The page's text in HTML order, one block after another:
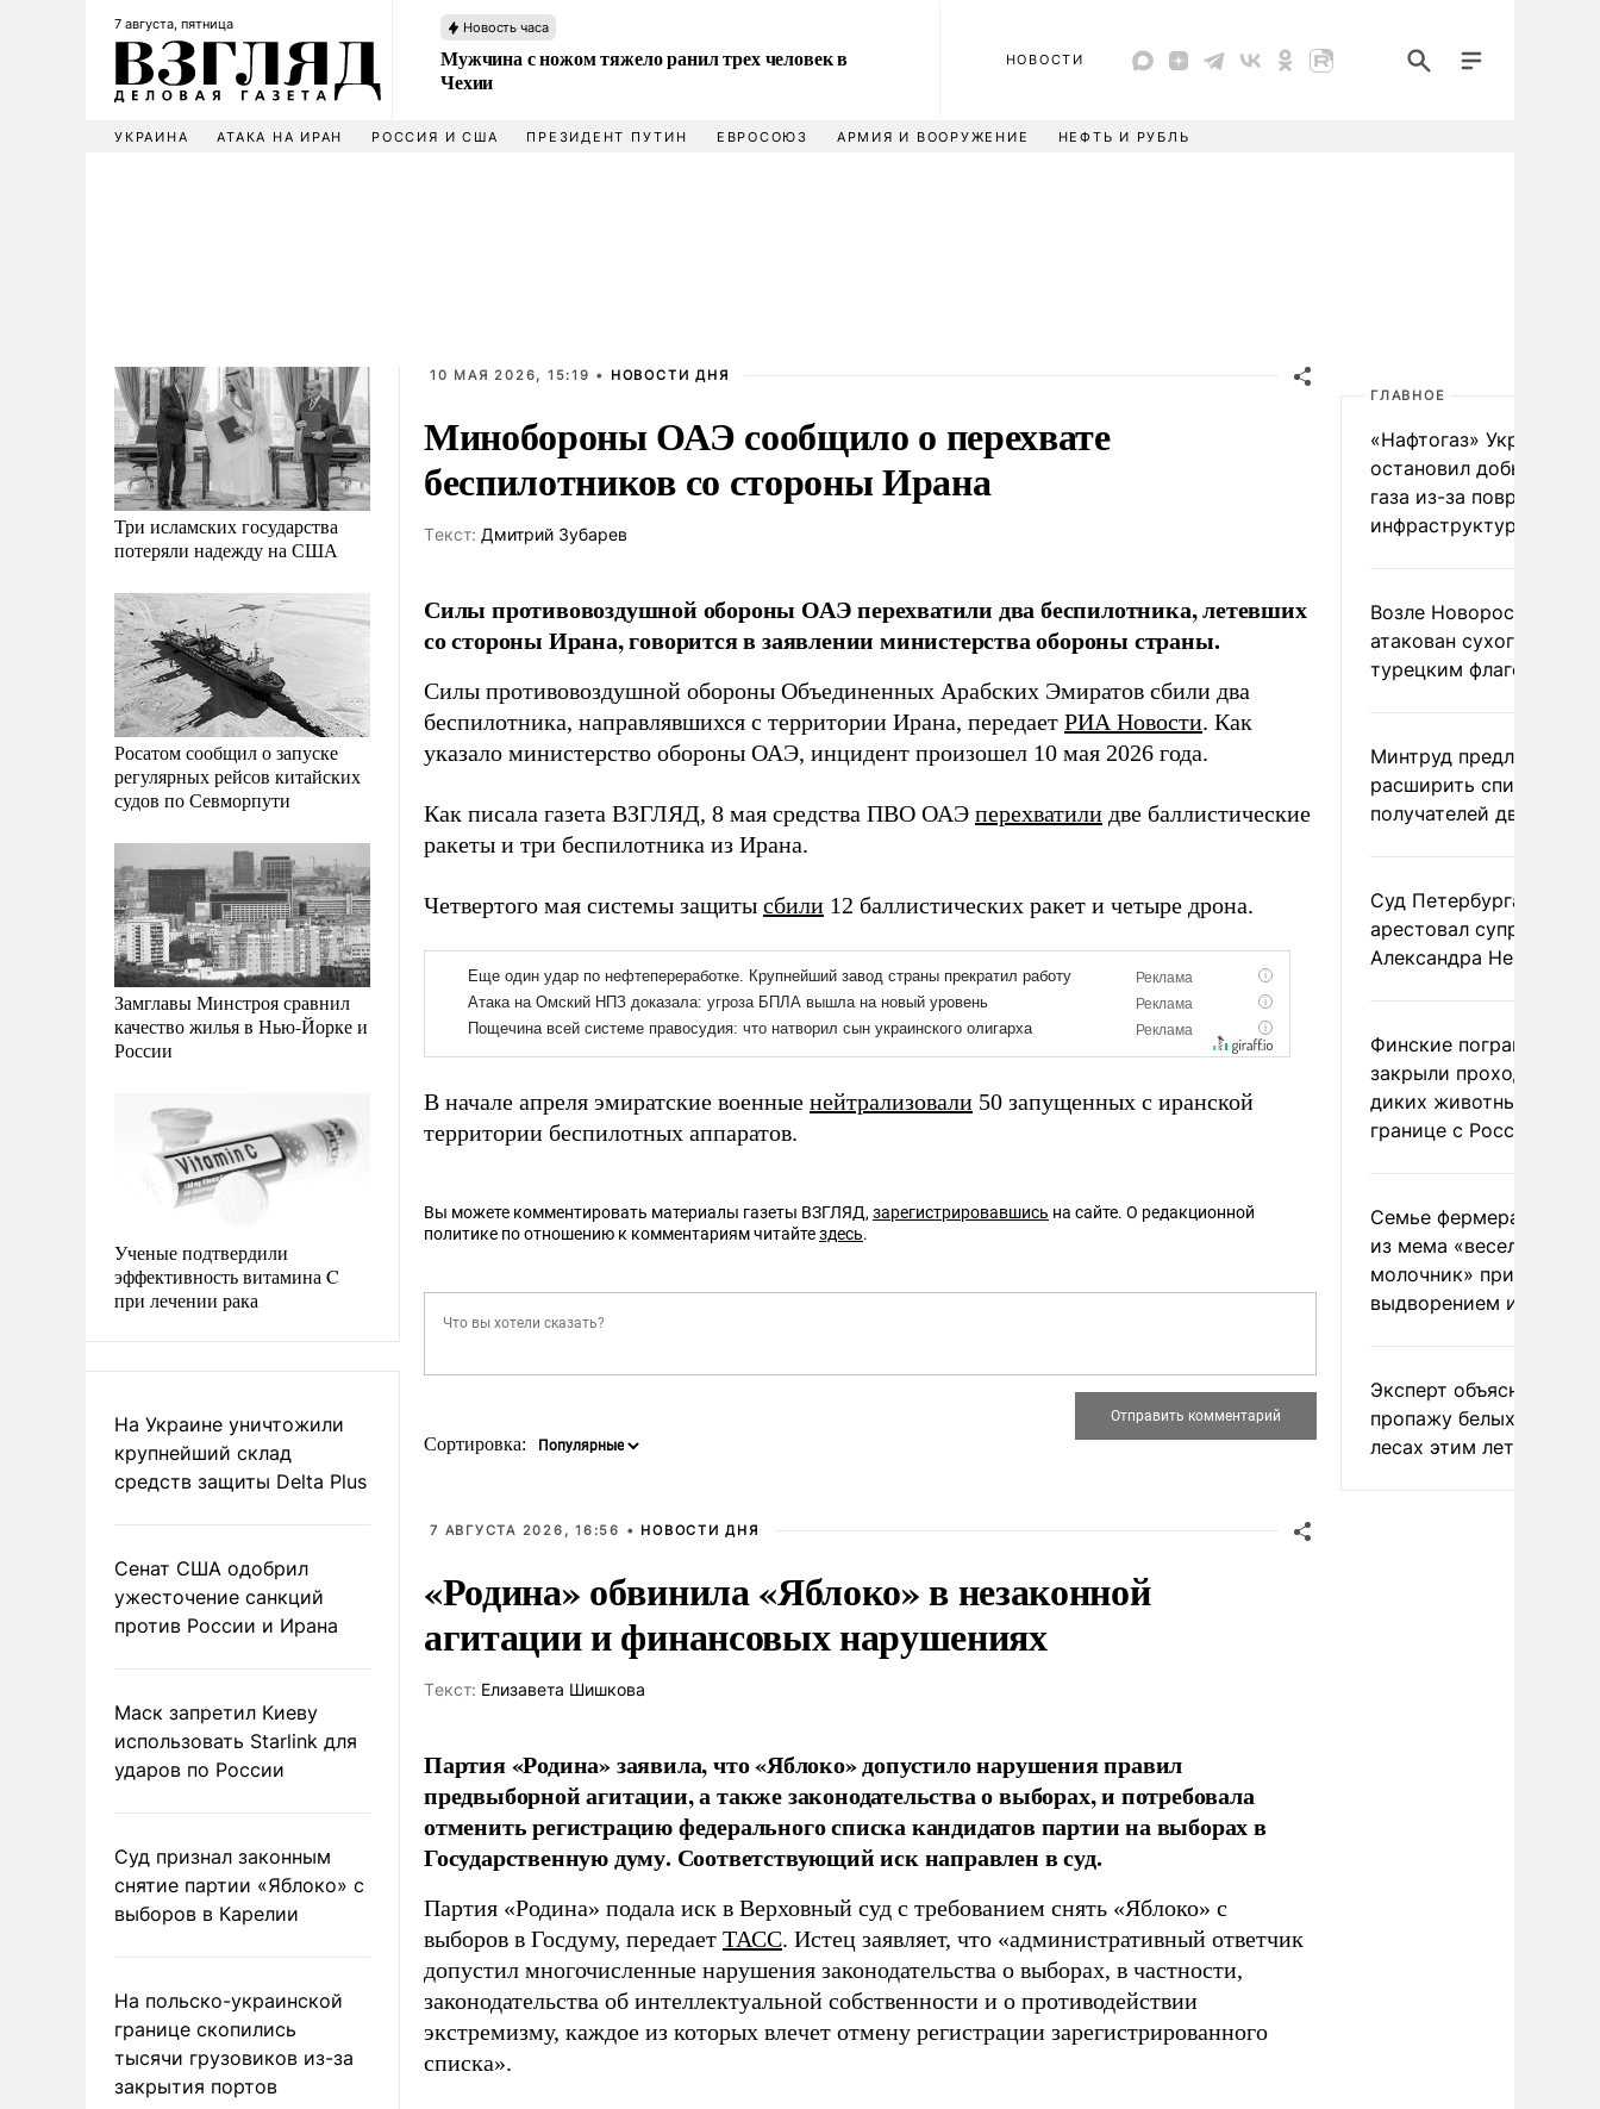
7 августа, пятница Новость часа
Мужчина с ножом тяжело ранил трех человек в
Чехии
НОВОСТИ
УКРАИНА АТАКА НА ИРАН РОССИЯ И США ПРЕЗИДЕНТ ПУТИН ЕВРОСОЮЗ АРМИЯ И ВООРУЖЕНИЕ НЕФТЬ И РУБЛЬ
Три исламских государства
потеряли надежду на США
Росатом сообщил о запуске
регулярных рейсов китайских
судов по Севморпути
Замглавы Минстроя сравнил
качество жилья в Нью-Йорке и
России
Ученые подтвердили
эффективность витамина C
при лечении рака
На Украине уничтожили
крупнейший склад
средств защиты Delta Plus
Сенат США одобрил
ужесточение санкций
против России и Ирана
Маск запретил Киеву
использовать Starlink для
ударов по России
Суд признал законным
снятие партии «Яблоко» с
выборов в Карелии
На польско-украинской
границе скопились
тысячи грузовиков из-за
закрытия портов
10 МАЯ 2026, 15:19 • НОВОСТИ ДНЯ
Минобороны ОАЭ сообщило о перехвате
беспилотников со стороны Ирана
Tекст: Дмитрий Зубарев
Силы противовоздушной обороны ОАЭ перехватили два беспилотника, летевших
со стороны Ирана, говорится в заявлении министерства обороны страны.
Силы противовоздушной обороны Объединенных Арабских Эмиратов сбили два
беспилотника, направлявшихся с территории Ирана, передает РИА Новости. Как
указало министерство обороны ОАЭ, инцидент произошел 10 мая 2026 года.
Как писала газета ВЗГЛЯД, 8 мая средства ПВО ОАЭ перехватили две баллистические
ракеты и три беспилотника из Ирана.
Четвертого мая системы защиты сбили 12 баллистических ракет и четыре дрона.
В начале апреля эмиратские военные нейтрализовали 50 запущенных с иранской
территории беспилотных аппаратов.
Вы можете комментировать материалы газеты ВЗГЛЯД, зарегистрировавшись на сайте. О редакционной
политике по отношению к комментариям читайтездесь.
Сортировка:
7 АВГУСТА 2026, 16:56 • НОВОСТИ ДНЯ
«Родина» обвинила «Яблоко» в незаконной
агитации и финансовых нарушениях
Tекст: Елизавета Шишкова
Партия «Родина» заявила, что «Яблоко» допустило нарушения правил
предвыборной агитации, а также законодательства о выборах, и потребовала
отменить регистрацию федерального списка кандидатов партии на выборах в
Государственную думу. Соответствующий иск направлен в суд.
Партия «Родина» подала иск в Верховный суд с требованием снять «Яблоко» с
выборов в Госдуму, передает ТАСС. Истец заявляет, что «административный ответчик
допустил многочисленные нарушения законодательства о выборах, в частности,
законодательства об интеллектуальной собственности и о противодействии
экстремизму, каждое из которых влечет отмену регистрации зарегистрированного
списка».
ГЛАВНОЕ
«Нафтогаз» Украины
остановил добычу
газа из-за повреждения
инфраструктуры
Возле Новороссийска
атакован сухогруз под
турецким флагом
Минтруд предложил
расширить список
получателей двух
Суд Петербурга заочно
арестовал супругу
Александра Невзорова
Финские пограничники
закрыли проходы для
диких животных на
границе с Россией
Семье фермера
из мема «веселый
молочник» пригрозили
выдворением из
Эксперт объяснил
пропажу белых грибов
лесах этим летом